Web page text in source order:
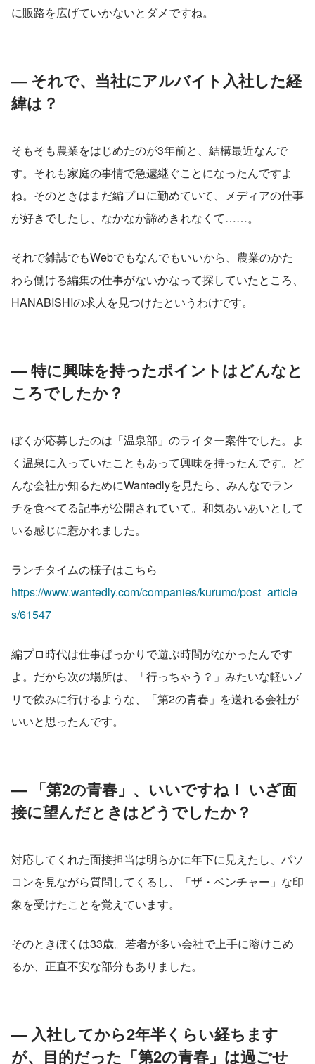
に販路を広げていかないとダメですね。
— それで、当社にアルバイト入社した経
緯は？
そもそも農業をはじめたのが3年前と、結構最近なんで
す。それも家庭の事情で急遽継ぐことになったんですよ
ね。そのときはまだ編プロに勤めていて、メディアの仕事
が好きでしたし、なかなか諦めきれなくて……。
それで雑誌でもWebでもなんでもいいから、農業のかた
わら働ける編集の仕事がないかなって探していたところ、
HANABISHIの求人を見つけたというわけです。
— 特に興味を持ったポイントはどんなと
ころでしたか？
ぼくが応募したのは「温泉部」のライター案件でした。よ
く温泉に入っていたこともあって興味を持ったんです。ど
んな会社か知るためにWantedlyを見たら、みんなでラン
チを食べてる記事が公開されていて。和気あいあいとして
いる感じに惹かれました。
ランチタイムの様子はこちら
https://www.wantedly.com/companies/kurumo/post_article
s/61547
編プロ時代は仕事ばっかりで遊ぶ時間がなかったんです
よ。だから次の場所は、「行っちゃう？」みたいな軽いノ
リで飲みに行けるような、「第2の青春」を送れる会社が
いいと思ったんです。
— 「第2の青春」、いいですね！ いざ面
接に望んだときはどうでしたか？
対応してくれた面接担当は明らかに年下に見えたし、パソ
コンを見ながら質問してくるし、「ザ・ベンチャー」な印
象を受けたことを覚えています。
そのときぼくは33歳。若者が多い会社で上手に溶けこめ
るか、正直不安な部分もありました。
— 入社してから2年半くらい経ちます
が、目的だった「第2の青春」は過ごせ